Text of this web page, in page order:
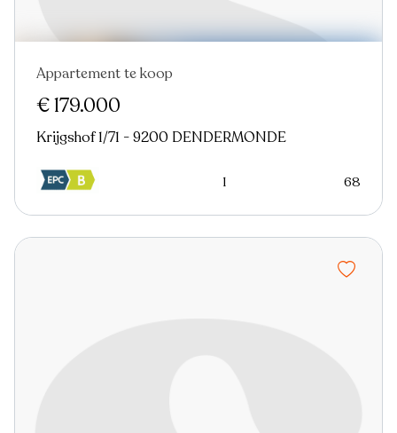
Nieuw
Appartement te koop
€ 179.000
Krijgshof 1/71 - 9200 DENDERMONDE
1 68